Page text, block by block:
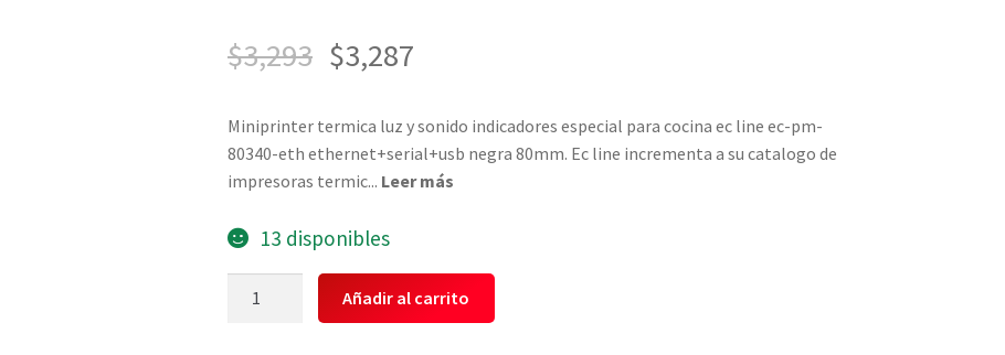
$3,293 $3,287
Miniprinter termica luz y sonido indicadores especial para cocina ec line ec-pm-
80340-eth ethernet+serial+usb negra 80mm. Ec line incrementa a su catalogo de
impresoras termic... Leer más
13 disponibles
Añadir al carrito